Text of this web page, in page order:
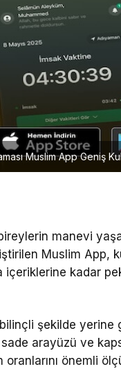
Muslim App Geniş
manevi
Muslim App,
içeriklerine kadar
şekilde
arayüzü ve
önemli